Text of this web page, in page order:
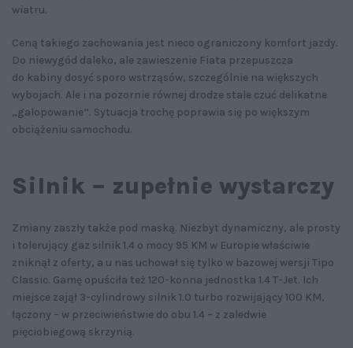
wiatru.
Ceną takiego zachowania jest nieco ograniczony komfort jazdy.
Do niewygód daleko, ale zawieszenie Fiata przepuszcza
do kabiny dosyć sporo wstrząsów, szczególnie na większych
wybojach. Ale i na pozornie równej drodze stale czuć delikatne
„galopowanie”. Sytuacja trochę poprawia się po większym
obciążeniu samochodu.
Silnik – zupełnie wystarczy
Zmiany zaszły także pod maską. Niezbyt dynamiczny, ale prosty
i tolerujący gaz silnik 1.4 o mocy 95 KM w Europie właściwie
zniknął z oferty, a u nas uchował się tylko w bazowej wersji Tipo
Classic. Gamę opuściła też 120-konna jednostka 1.4 T-Jet. Ich
miejsce zajął 3-cylindrowy silnik 1.0 turbo rozwijający 100 KM,
łączony – w przeciwieństwie do obu 1.4 – z zaledwie
pięciobiegową skrzynią.